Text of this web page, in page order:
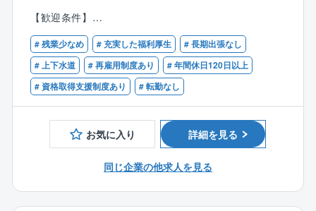
【同社について】
業界最大手である東京ガスのグループ会社であり、設
計技術を任せられている会社です。社会インフラを構
築する大もととなる上流工程の中でも、同社は、測量
や設計のノウハウとスキルを持つ数社の中の１社で
す。現在は、コンピュータによるマッピングシステム
の導入により、大規模天然ガスパイプラインや上下水
道の測量・設計、環境事業にも事業範囲を広げてお
く、安定した経営基盤が強みでございます。
【同社の魅力】
【歓迎条件】
■技術士(上下水道部門：上水道及び工業用水道)または
RCCM（上水道及び工業用水道)）をお持ちの方
# 残業少なめ # 充実した福利厚生
# 長期出張なし
# 上下水道
# 再雇用制度あり
# 年間休日120日以上
# 資格取得支援制度あり
# 転勤なし
お気に入り 詳細を見る
同じ企業の他求人を見る